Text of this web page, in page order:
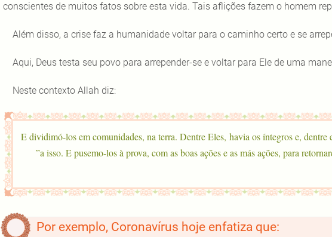
conscientes de muitos fatos sobre esta vida. Tais aflições fazem o homem
Além disso, a crise faz a humanidade voltar para o caminho certo e se
Aqui, Deus testa seu povo para arrepender-se e voltar para Ele de uma
Neste contexto Allah diz:
“E dividimó-los em comunidades, na terra. Dentre Eles, havia os íntegros e,
a isso. E pusemo-los à prova, com as boas ações e as más ações, para
Por exemplo, Coronavírus hoje enfatiza que: